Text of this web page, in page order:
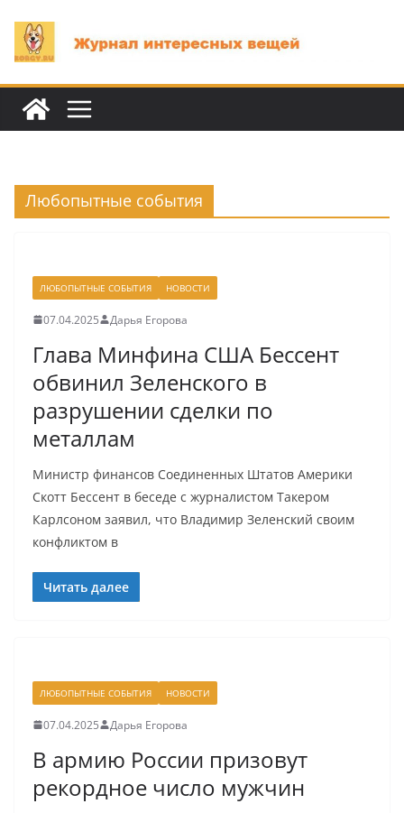
содержимому
Любопытные события
ЛЮБОПЫТНЫЕ СОБЫТИЯ НОВОСТИ
07.04.2025 Дарья Егорова
Глава Минфина США Бессент
обвинил Зеленского в
разрушении сделки по
металлам
Министр финансов Соединенных Штатов Америки
Скотт Бессент в беседе с журналистом Такером
Карлсоном заявил, что Владимир Зеленский своим
конфликтом в
Читать далее
ЛЮБОПЫТНЫЕ СОБЫТИЯ НОВОСТИ
07.04.2025 Дарья Егорова
В армию России призовут
рекордное число мужчин